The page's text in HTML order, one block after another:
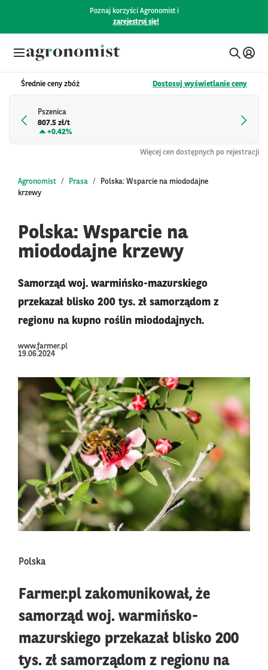
Poznaj korzyści Agronomist i
zarejestruj się!
Średnie ceny zbóż Dostosuj wyświetlanie ceny
Pszenica
807.5 zł/t
+0.42%
Więcej cen dostępnych po rejestracji
Agronomist Prasa
Polska: Wsparcie na miododajne
krzewy
Polska: Wsparcie na
miododajne krzewy
Samorząd woj. warmińsko-mazurskiego
przekazał blisko 200 tys. zł samorządom z
regionu na kupno roślin miododajnych.
www.farmer.pl
19.06.2024
Polska
Farmer.pl zakomunikował, że
samorząd woj. warmińsko-
mazurskiego przekazał blisko 200
tys. zł samorządom z regionu na